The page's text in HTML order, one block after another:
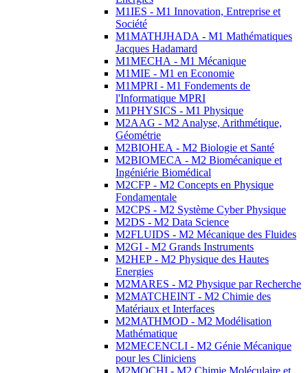
M1IES - M1 Innovation, Entreprise et
Société
M1MATHJHADA - M1 Mathématiques
Jacques Hadamard
M1MECHA - M1 Mécanique
M1MIE - M1 en Economie
M1MPRI - M1 Fondements de
l'Informatique MPRI
M1PHYSICS - M1 Physique
M2AAG - M2 Analyse, Arithmétique,
Géométrie
M2BIOHEA - M2 Biologie et Santé
M2BIOMECA - M2 Biomécanique et
Ingéniérie Biomédical
M2CFP - M2 Concepts en Physique
Fondamentale
M2CPS - M2 Système Cyber Physique
M2DS - M2 Data Science
M2FLUIDS - M2 Mécanique des Fluides
M2GI - M2 Grands Instruments
M2HEP - M2 Physique des Hautes
Energies
M2MARES - M2 Physique par Recherche
M2MATCHEINT - M2 Chimie des
Matériaux et Interfaces
M2MATHMOD - M2 Modélisation
Mathématique
M2MECENCLI - M2 Génie Mécanique
pour les Cliniciens
M2MOCHI - M2 Chimie Moléculaire et